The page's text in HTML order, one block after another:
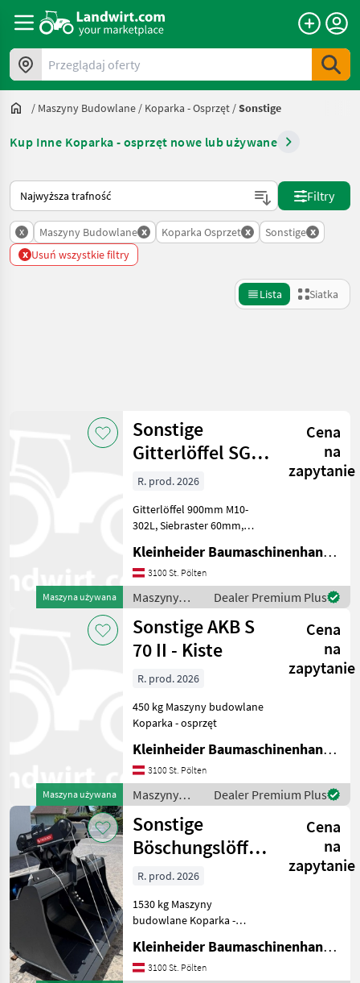
Przeglądaj oferty
/ Maszyny Budowlane / Koparka - Osprzęt /Sonstige
Kup Inne Koparka - osprzęt nowe lub używane
Tak sortuje się na Landwirt.com
Filtry
x Maszyny Budowlane x Koparka Osprzet x Sonstige x
x Usuń wszystkie filtry
Lista Siatka
Kategoria 4 Kraj Filtry
Koparka
Osprzet
Auger Torque
A&T Anbaugeräte
Lasco
Pokaż
wszystkie
38
MODEL
Pokaż
wyników
Maszyna używana
Sonstige
Gitterlöffel SGL
0900 H10080
Cena
na
zapytanie
R. prod. 2026
Gitterlöffel 900mm M10-
302L, Siebraster 60mm,
Maszyny budowlane
Koparka - osprzęt
Kleinheider Baumaschinenhandel GmbH.
3100 St. Pölten
Maszyny
budowlane /
Sonstige
Dealer Premium Plus
Maszyna używana
Sonstige AKB S
70 II - Kiste
Cena
na
zapytanie
R. prod. 2026
450 kg Maszyny budowlane
Koparka - osprzęt
Kleinheider Baumaschinenhandel GmbH.
3100 St. Pölten
Maszyny
budowlane /
Sonstige
Dealer Premium Plus
Sonstige
Böschungslöffel
Metalport
GRH26-2000
Cena
na
zapytanie
R. prod. 2026
1530 kg Maszyny
budowlane Koparka -
Kleinheider Baumaschinenhandel GmbH.
3100 St. Pölten